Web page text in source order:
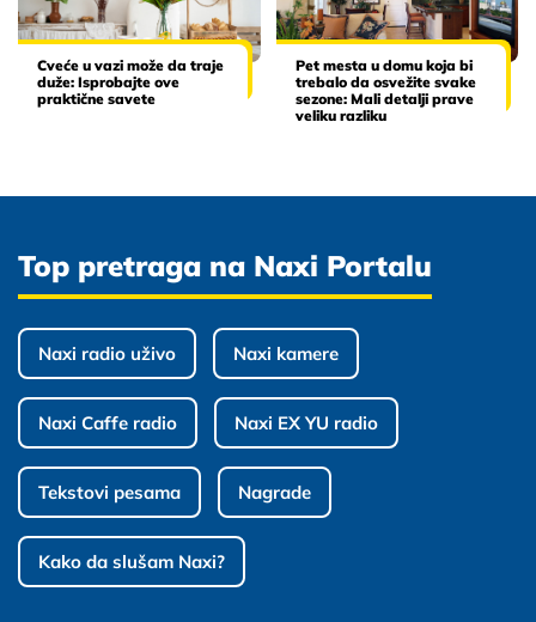
Cveće u vazi može da traje
duže: Isprobajte ove
praktične savete
Pet mesta u domu koja bi
trebalo da osvežite svake
sezone: Mali detalji prave
veliku razliku
Top pretraga na Naxi Portalu
Naxi radio uživo Naxi kamere
Naxi Caffe radio Naxi EX YU radio
Tekstovi pesama Nagrade
Kako da slušam Naxi?